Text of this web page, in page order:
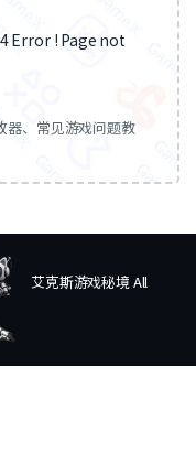
Error ! Page not
器、常见游戏问题教
艾克斯游戏秘境 All